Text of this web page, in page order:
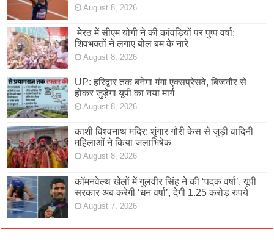
August 8, 2026
मेरठ में सीएम योगी ने की कांवड़ियों पर पुष्प वर्षा;
शिवभक्तों ने लगाए बोल बम के नारे
August 8, 2026
UP: हरिद्वार तक बनेगा गंगा एक्सप्रेसवे, बिजनौर से
होकर जुड़ेगा यूपी का नया मार्ग
August 8, 2026
काशी विश्वनाथ मदिर: शृंगार गौरी केस से जुड़ी वादिनी
महिलाओं ने किया जलाभिषेक
August 8, 2026
कॉमनवेल्थ खेलों में गुलवीर सिंह ने की ‘पदक वर्षा’, यूपी
सरकार अब करेगी ‘धन वर्षा’, देगी 1.25 करोड़ रुपये
August 7, 2026